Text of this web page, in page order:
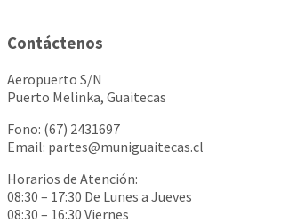
Contáctenos
Aeropuerto S/N
Puerto Melinka, Guaitecas
Fono: (67) 2431697
Email: partes@muniguaitecas.cl
Horarios de Atención:
08:30 – 17:30 De Lunes a Jueves
08:30 – 16:30 Viernes